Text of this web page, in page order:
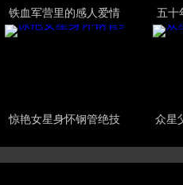
铁血军营里的感人爱情 五十
惊艳女星身怀钢管绝技 众星